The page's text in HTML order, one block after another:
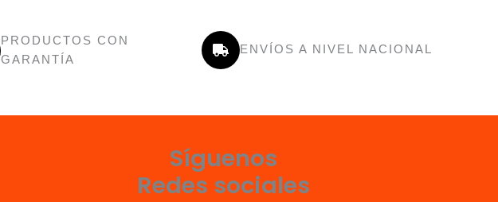
PRODUCTOS CON
GARANTÍA
ENVÍOS A NIVEL NACIONAL
Síguenos
Redes sociales